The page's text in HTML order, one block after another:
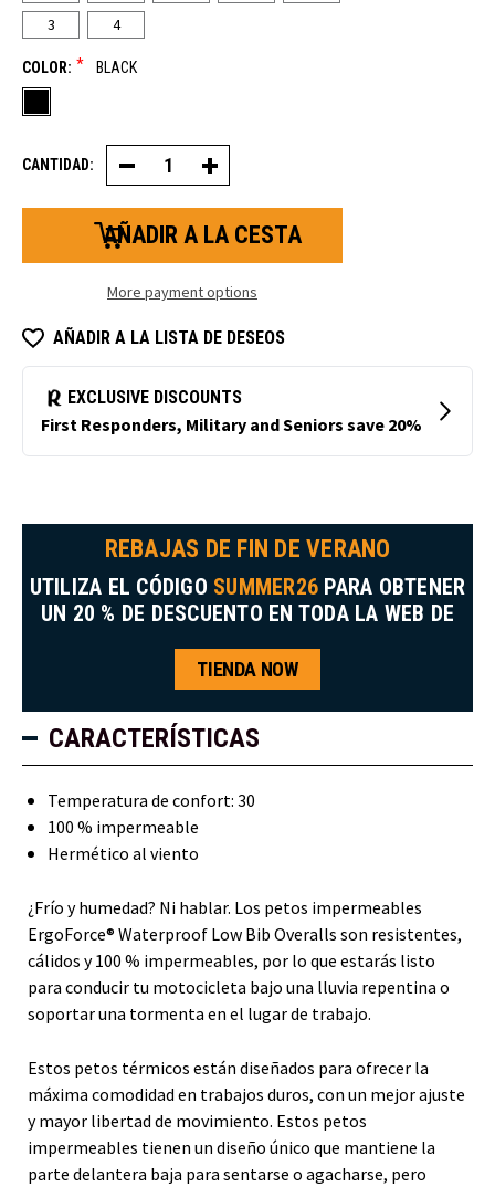
3
4
COLOR: * BLACK
CANTIDAD: Disminuir
la
cantidad
de
monos
ErgoForce®
peto
Aumentar
la
cantidad
monos
ErgoForce®
peto
More payment options
AÑADIR A LA LISTA DE DESEOS
REBAJAS DE FIN DE VERANO
UTILIZA EL CÓDIGO SUMMER26 PARA OBTENER
UN 20 % DE DESCUENTO EN TODA LA WEB DE
TIENDA NOW
CARACTERÍSTICAS
Temperatura de confort: 30
100 % impermeable
Hermético al viento
¿Frío y humedad? Ni hablar. Los petos impermeables
ErgoForce® Waterproof Low Bib Overalls son resistentes,
cálidos y 100 % impermeables, por lo que estarás listo
para conducir tu motocicleta bajo una lluvia repentina o
soportar una tormenta en el lugar de trabajo.
Estos petos térmicos están diseñados para ofrecer la
máxima comodidad en trabajos duros, con un mejor ajuste
y mayor libertad de movimiento. Estos petos
impermeables tienen un diseño único que mantiene la
parte delantera baja para sentarse o agacharse, pero